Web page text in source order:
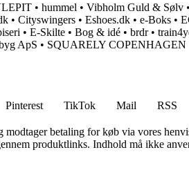
• hummel • Vibholm Guld & Sølv •
• Cityswingers • Eshoes.dk • e-Boks •
• E-Skilte • Bog & idé • brdr•
ApS • SQUARELY COPENHAGEN
Pinterest TikTok Mail
RSS
betaling for køb via vores
produktlinks. Indhold må ikke